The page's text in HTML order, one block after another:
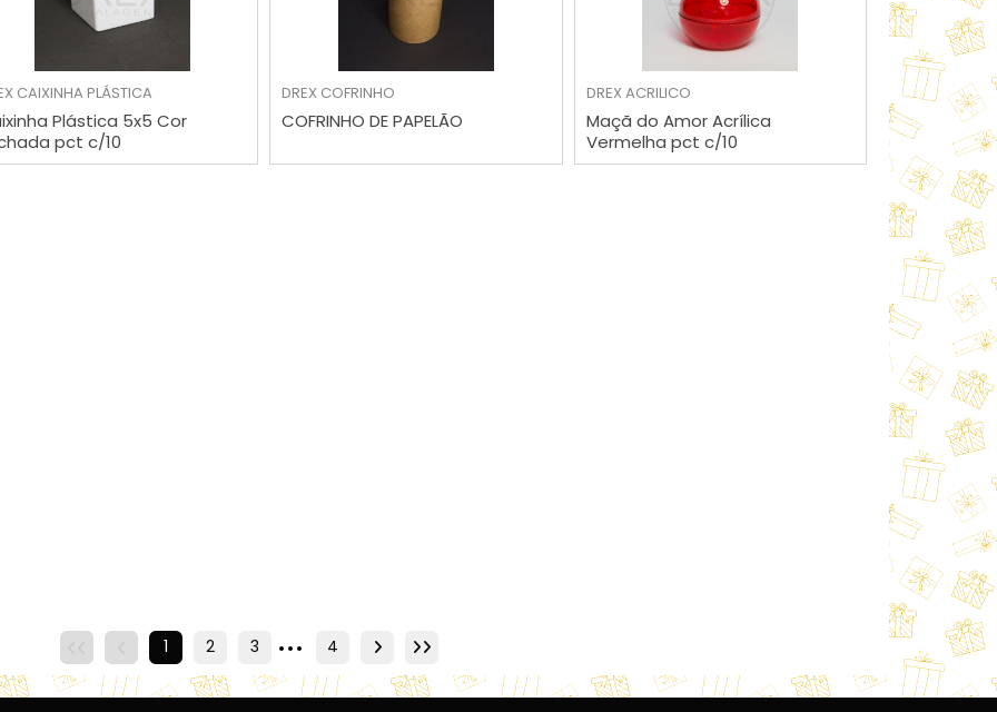
CAIXINHA PLÁSTICA
Plástica 5x5 Cor
pct c/10
DREX COFRINHO
COFRINHO DE PAPELÃO
DREXACRILICO
Maçã do Amor Acrílica
Vermelha pct c/10
VER MAIS
1 2 3 4
... 4